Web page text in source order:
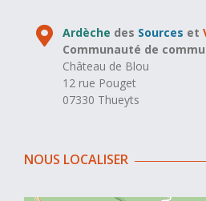
Ardèche des Sources et
Communauté de
Château de Blou
12 rue Pouget
07330 Thueyts
NOUS LOCALISER